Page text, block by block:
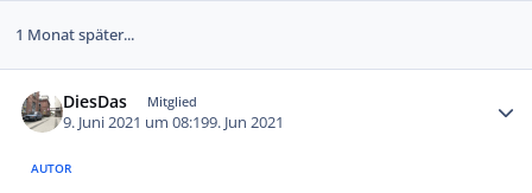
1 Monat später...
DiesDas Mitglied
9. Juni 2021 um 08:199. Jun 2021
AUTOR